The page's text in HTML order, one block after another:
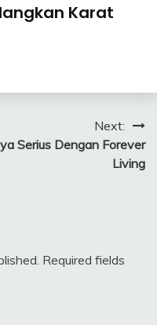
Karat
Next:
Serius Dengan Forever
Living
Required fields